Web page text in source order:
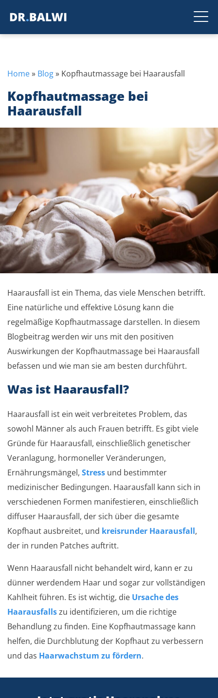
Home» Blog» Kopfhautmassage bei Haarausfall
Kopfhautmassage bei
Haarausfall
Haarausfall ist ein Thema, das viele Menschen betrifft.
Eine natürliche und effektive Lösung kann die
regelmäßige Kopfhautmassage darstellen. In diesem
Blogbeitrag werden wir uns mit den positiven
Auswirkungen der Kopfhautmassage bei Haarausfall
befassen und wie man sie am besten durchführt.
Was ist Haarausfall?
Haarausfall ist ein weit verbreitetes Problem, das
sowohl Männer als auch Frauen betrifft. Es gibt viele
Gründe für Haarausfall, einschließlich genetischer
Veranlagung, hormoneller Veränderungen,
Ernährungsmängel, Stress und bestimmter
medizinischer Bedingungen. Haarausfall kann sich in
verschiedenen Formen manifestieren, einschließlich
diffuser Haarausfall, der sich über die gesamte
Kopfhaut ausbreitet, und kreisrunder Haarausfall,
der in runden Patches auftritt.
Wenn Haarausfall nicht behandelt wird, kann er zu
dünner werdendem Haar und sogar zur vollständigen
Kahlheit führen. Es ist wichtig, die Ursache des
Haarausfallszu identifizieren, um die richtige
Behandlung zu finden. Eine Kopfhautmassage kann
helfen, die Durchblutung der Kopfhaut zu verbessern
und das Haarwachstum zu fördern.